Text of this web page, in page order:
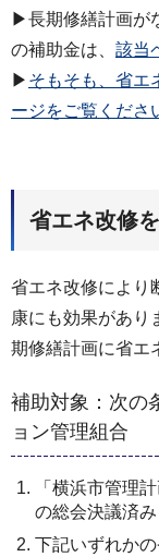
▶長期修繕計画が
の補助金は、 該当
▶ そもそも、省エ
ージをご覧くださ
省エネ改修
省エネ改修により
康にも効果があり
期修繕計画に省エ
補助対象：次の
ョン管理組合
「横浜市管理
の総会決議済み
下記いずれか